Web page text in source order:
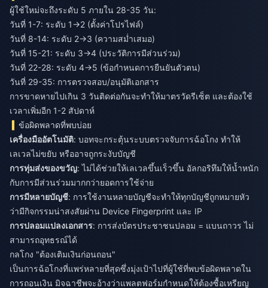
ผู้ใช้ใหม่จะถึงระดับ 5 ภายใน 28-35 วัน:
วันที่ 1-7: ระดับ 1→2 (ตั้งค่าโปรไฟล์)
วันที่ 8-14: ระดับ 2→3 (ความสม่ำเสมอ)
วันที่ 15-21: ระดับ 3→4 (ประวัติการมีส่วนร่วม)
วันที่ 22-28: ระดับ 4→5 (ข้อกำหนดการยืนยันตัวตน)
วันที่ 29-35: การตรวจสอบ/อนุมัติเอกสาร
การขาดหายไปเกิน 3 วันติดต่อกันจะทำให้มาตรวัดรีเซ็ต และต้องใช้
เวลาเพิ่มอีก 1-2 สัปดาห์
ข้อผิดพลาดที่พบบ่อย
เครื่องมืออัตโนมัติ: บอทจะกระตุ้นระบบตรวจจับการฉ้อโกง ทำให้
เลเวลไม่ขยับ หรืออาจถูกระงับบัญชี
การทุ่มส่งของขวัญ: ไม่ได้ช่วยให้เลเวลขึ้นเร็วขึ้น อัลกอริทึมให้น้ำหนัก
กับการมีส่วนร่วมมากกว่ายอดการใช้จ่าย
การมีหลายบัญชี: การใช้งานหลายบัญชีจะทำให้ทุกบัญชีถูกหมายหัว
ว่ามีกิจกรรมน่าสงสัยผ่าน Device Fingerprint และ IP
การปลอมแปลงเอกสาร: การส่งบัตรประชาชนปลอม = แบนถาวร ไม่
สามารถอุทธรณ์ได้
กลโกง "ต้องเติมเงินก่อนถอน"
เป็นการฉ้อโกงที่แพร่หลายที่สุดซึ่งมุ่งเป้าไปที่ผู้ใช้ที่พบข้อผิดพลาดใน
การถอนเงิน มิจฉาชีพจะอ้างว่าแพลตฟอร์มกำหนดให้ต้องซื้อเหรียญ